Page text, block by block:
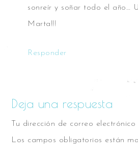
sonreír y soñar todo el año…
Marta!!!
Responder
Deja una respuesta
Tu dirección de correo
Los campos obligatorios están